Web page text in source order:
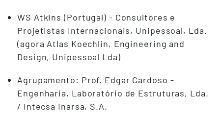
WS Atkins (Portugal) - Consultores e
Projetistas Internacionais, Unipessoal, Lda.
(agora Atlas Koechlin, Engineering and
Design, Unipessoal Lda)
Agrupamento: Prof. Edgar Cardoso -
Engenharia, Laboratório de Estruturas, Lda.
/ Intecsa Inarsa, S.A.